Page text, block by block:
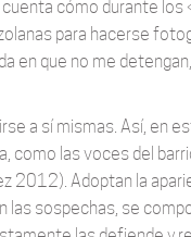
cómo durante los
para hacerse
en que no me
a sí mismas. Así, en
las voces del
2012). Adoptan la
sospechas, se